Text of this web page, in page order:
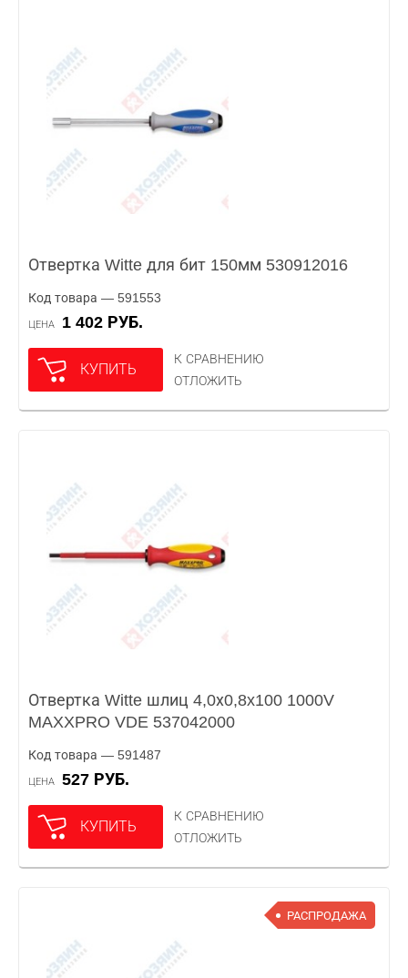
Отвертка Witte для бит 150мм 530912016
Код товара — 591553
ЦЕНА 1 402 РУБ.
КУПИТЬ
К СРАВНЕНИЮ
ОТЛОЖИТЬ
Отвертка Witte шлиц 4,0х0,8x100 1000V
MAXXPRO VDE 537042000
Код товара — 591487
ЦЕНА 527 РУБ.
КУПИТЬ
К СРАВНЕНИЮ
ОТЛОЖИТЬ
РАСПРОДАЖА